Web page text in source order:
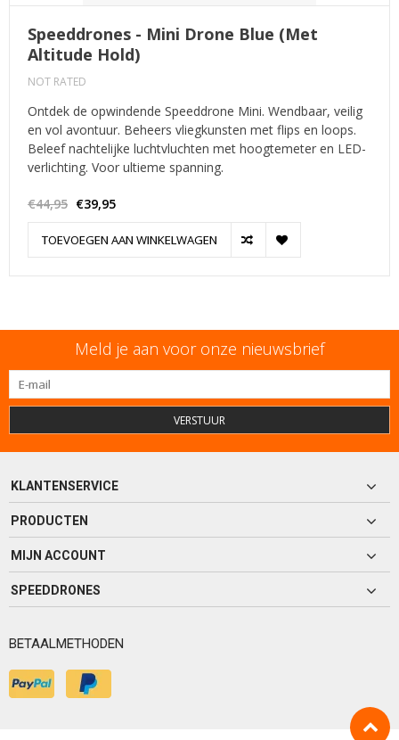
Speeddrones - Mini Drone Blue (Met
Altitude Hold)
NOT RATED
Ontdek de opwindende Speeddrone Mini. Wendbaar, veilig
en vol avontuur. Beheers vliegkunsten met flips en loops.
Beleef nachtelijke luchtvluchten met hoogtemeter en LED-
verlichting. Voor ultieme spanning.
€44,95 €39,95
TOEVOEGEN AAN WINKELWAGEN
Meld je aan voor onze nieuwsbrief
VERSTUUR
KLANTENSERVICE
PRODUCTEN
MIJN ACCOUNT
SPEEDDRONES
BETAALMETHODEN